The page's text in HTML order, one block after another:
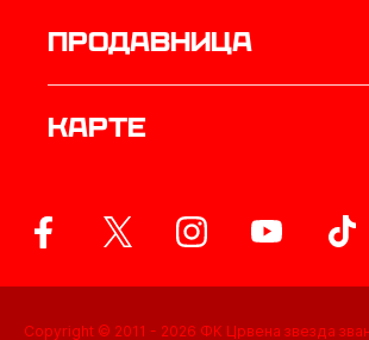
продавница
Карте
Copyright © 2011 - 2026 ФК Црвена звезда